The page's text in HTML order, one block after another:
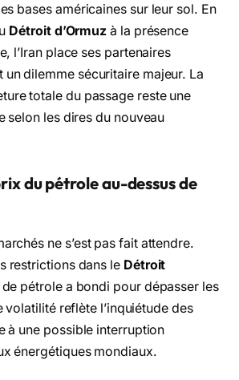
bases américaines sur leur sol. En
Détroit d’Ormuz à la présence
l’Iran place ses partenaires
un dilemme sécuritaire majeur. La
totale du passage reste une
selon les dires du nouveau
du pétrole au-dessus de
ne s’est pas fait attendre.
restrictions dans le Détroit
pétrole a bondi pour dépasser les
volatilité reflète l’inquiétude des
à une possible interruption
énergétiques mondiaux.